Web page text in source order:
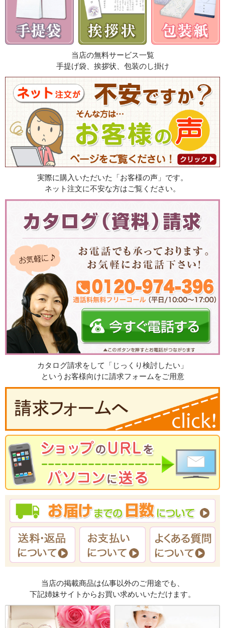
当店の無料サービス一覧
手提げ袋、挨拶状、包装のし掛け
実際に購入いただいた「お客様の声」です。
ネット注文に不安な方はご覧ください。
カタログ請求をして「じっくり検討したい」
というお客様向けに請求フォームをご用意
当店の掲載商品は仏事以外のご用途でも、
下記姉妹サイトからお買い求めいいただけます。